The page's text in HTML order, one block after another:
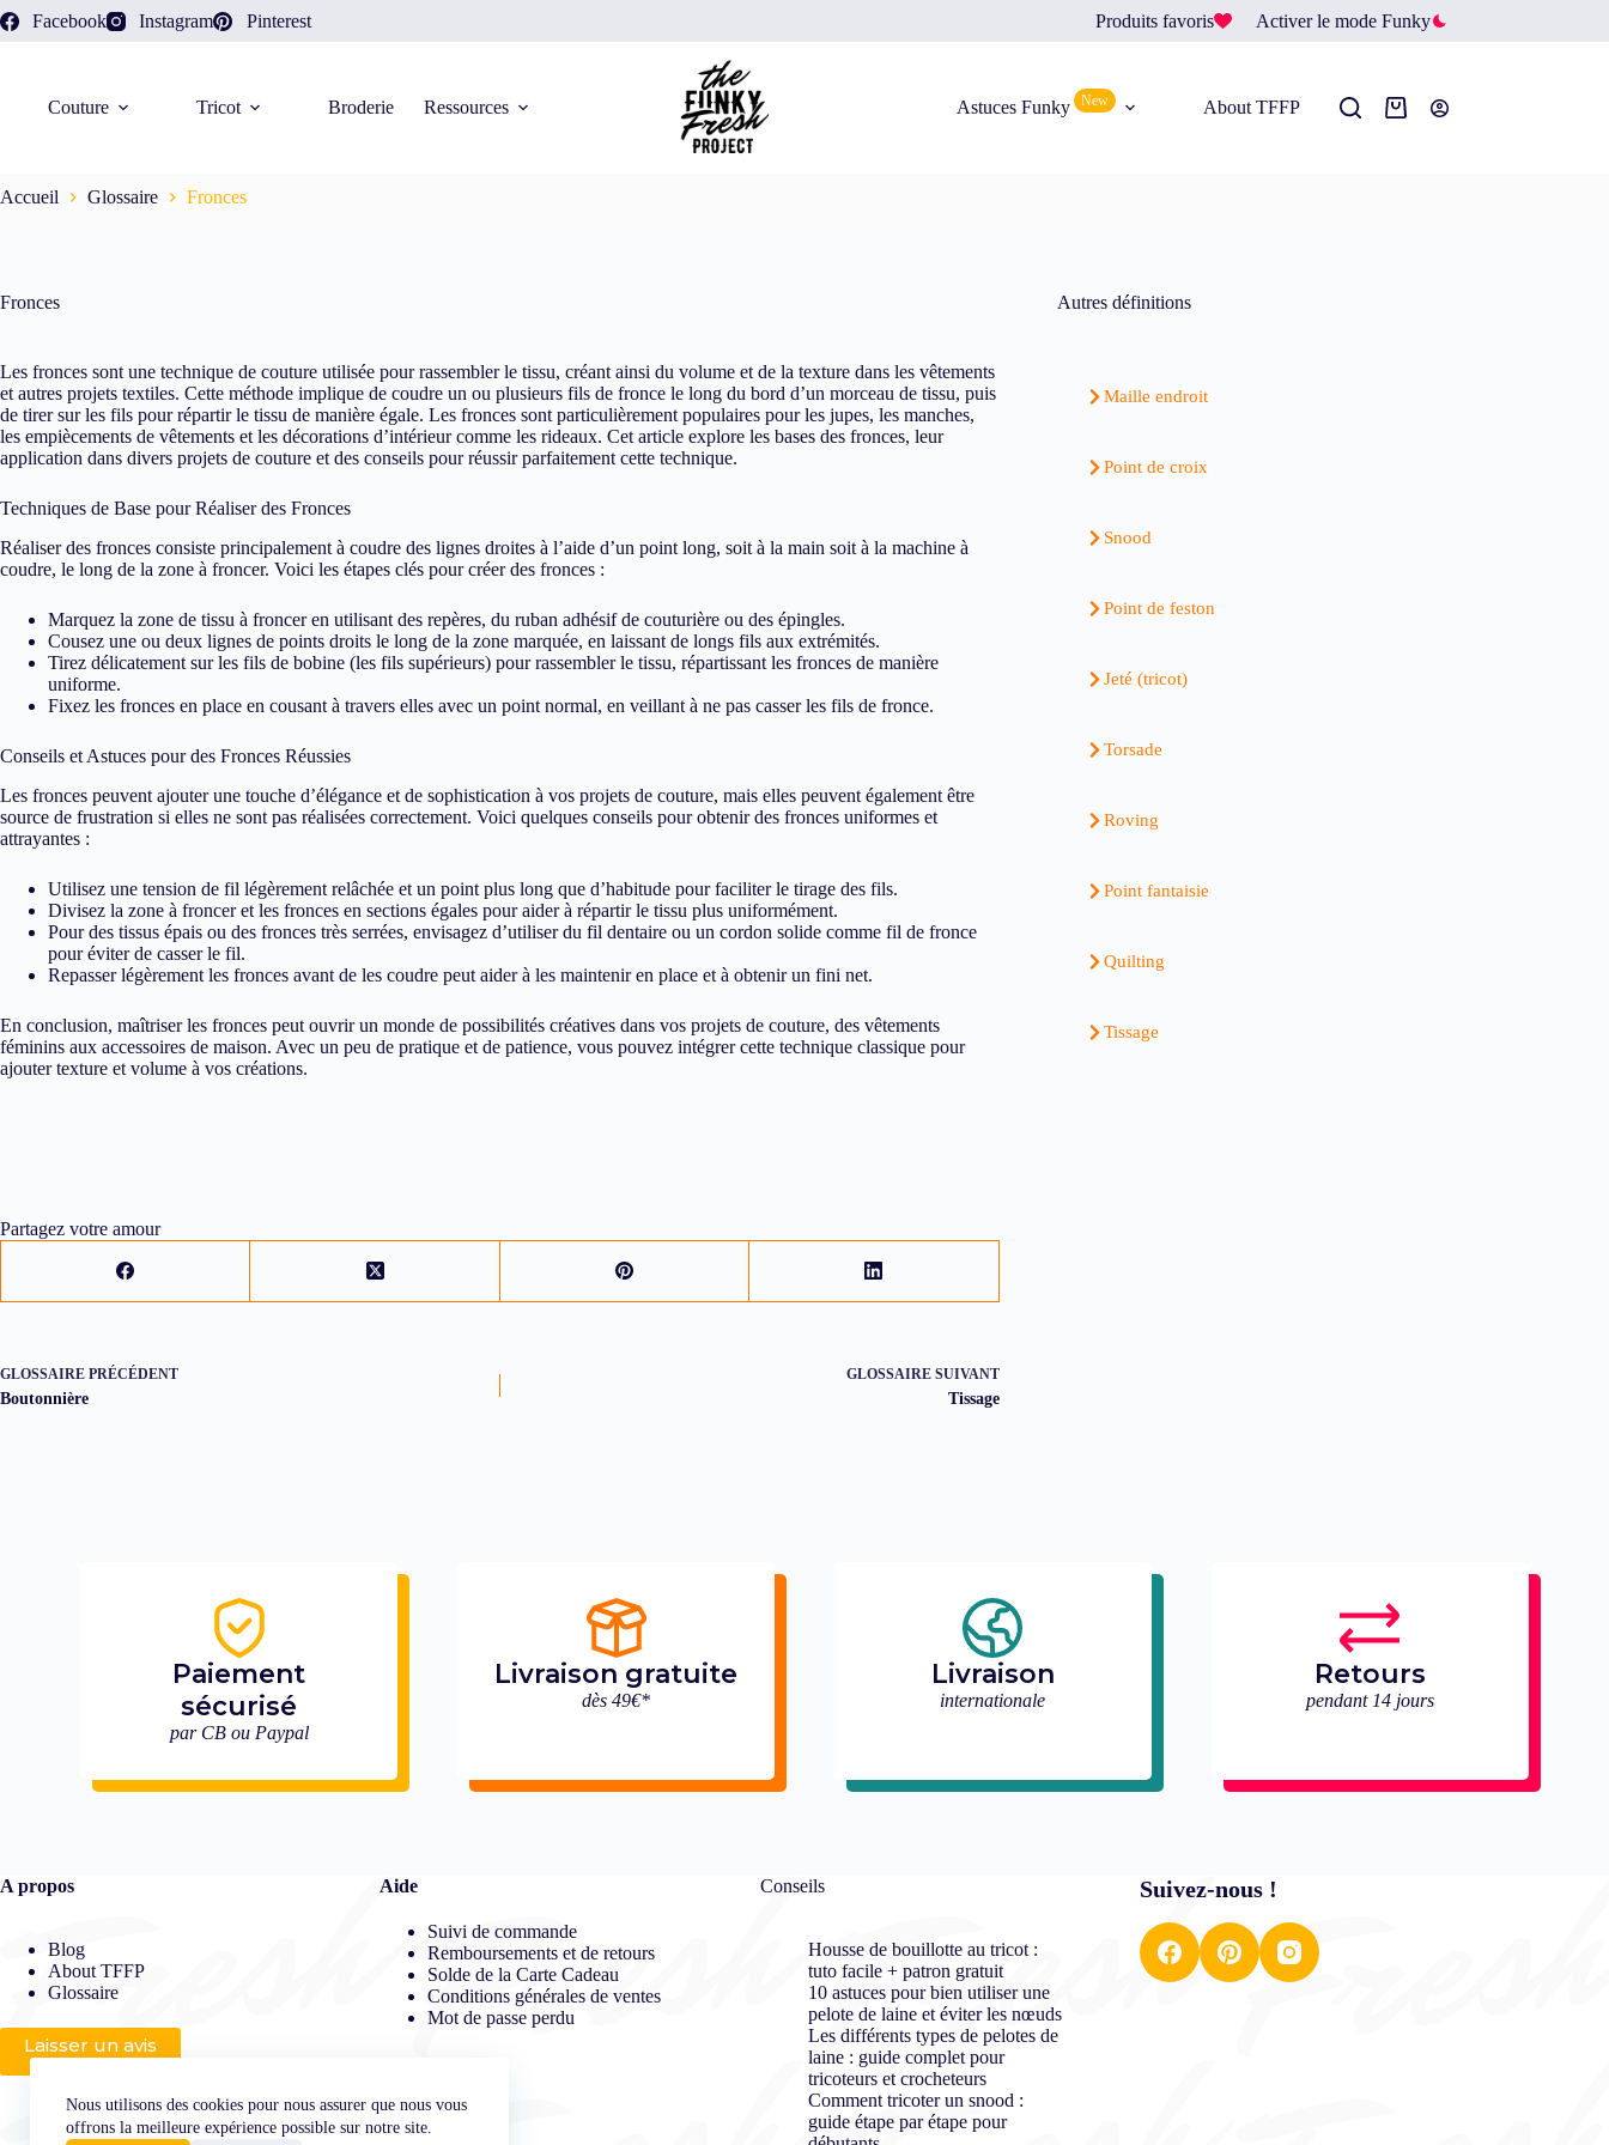
Nous utilisons des cookies pour nous assurer que nous vous
offrons la meilleure expérience possible sur notre site.
Facebook Instagram Pinterest Produits favoris Activer le mode Funky
Couture Tricot Broderie Ressources Astuces Funky New About TFFP
Accueil Glossaire Fronces
Fronces
Les fronces sont une technique de couture utilisée pour rassembler le tissu, créant ainsi du volume et de la texture dans les vêtements
et autres projets textiles. Cette méthode implique de coudre un ou plusieurs fils de fronce le long du bord d’un morceau de tissu, puis
de tirer sur les fils pour répartir le tissu de manière égale. Les fronces sont particulièrement populaires pour les jupes, les manches,
les empiècements de vêtements et les décorations d’intérieur comme les rideaux. Cet article explore les bases des fronces, leur
application dans divers projets de couture et des conseils pour réussir parfaitement cette technique.
Techniques de Base pour Réaliser des Fronces
Réaliser des fronces consiste principalement à coudre des lignes droites à l’aide d’un point long, soit à la main soit à la machine à
coudre, le long de la zone à froncer. Voici les étapes clés pour créer des fronces :
Marquez la zone de tissu à froncer en utilisant des repères, du ruban adhésif de couturière ou des épingles.
Cousez une ou deux lignes de points droits le long de la zone marquée, en laissant de longs fils aux extrémités.
Tirez délicatement sur les fils de bobine (les fils supérieurs) pour rassembler le tissu, répartissant les fronces de manière
uniforme.
Fixez les fronces en place en cousant à travers elles avec un point normal, en veillant à ne pas casser les fils de fronce.
Conseils et Astuces pour des Fronces Réussies
Les fronces peuvent ajouter une touche d’élégance et de sophistication à vos projets de couture, mais elles peuvent également être
source de frustration si elles ne sont pas réalisées correctement. Voici quelques conseils pour obtenir des fronces uniformes et
attrayantes :
Utilisez une tension de fil légèrement relâchée et un point plus long que d’habitude pour faciliter le tirage des fils.
Divisez la zone à froncer et les fronces en sections égales pour aider à répartir le tissu plus uniformément.
Pour des tissus épais ou des fronces très serrées, envisagez d’utiliser du fil dentaire ou un cordon solide comme fil de fronce
pour éviter de casser le fil.
Repasser légèrement les fronces avant de les coudre peut aider à les maintenir en place et à obtenir un fini net.
En conclusion, maîtriser les fronces peut ouvrir un monde de possibilités créatives dans vos projets de couture, des vêtements
féminins aux accessoires de maison. Avec un peu de pratique et de patience, vous pouvez intégrer cette technique classique pour
ajouter texture et volume à vos créations.
Partagez votre amour
GLOSSAIRE PRÉCÉDENT
Boutonnière
GLOSSAIRESUIVANT
Tissage
Autres définitions
Maille endroit
Point de croix
Snood
Point de feston
Jeté (tricot)
Torsade
Roving
Point fantaisie
Quilting
Tissage
Paiement
sécurisé
par CB ou Paypal
Livraison gratuite
dès 49€*
Livraison
internationale
Retours
pendant 14 jours
A propos
Blog
About TFFP
Glossaire
Laisser un avis
Aide
Suivi de commande
Remboursements et de retours
Solde de la Carte Cadeau
Conditions générales de ventes
Mot de passe perdu
Conseils
Housse de bouillotte au tricot :
tuto facile + patron gratuit
10 astuces pour bien utiliser une
pelote de laine et éviter les nœuds
Les différents types de pelotes de
laine : guide complet pour
tricoteurs et crocheteurs
Comment tricoter un snood :
guide étape par étape pour
Suivez-nous !